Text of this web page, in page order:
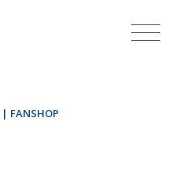
| FANSHOP